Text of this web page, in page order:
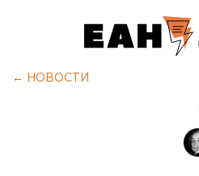
← НОВОСТИ